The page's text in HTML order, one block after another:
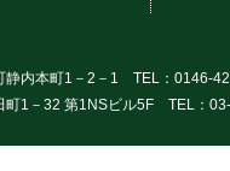
内本町1－2－1 TEL：0146-
町1－32 第1NSビル5F TEL：